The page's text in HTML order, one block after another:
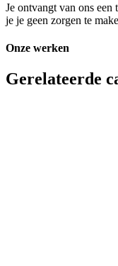
Je ontvangt van ons
je je geen zorgen te
Onze werken
Gerelateerde